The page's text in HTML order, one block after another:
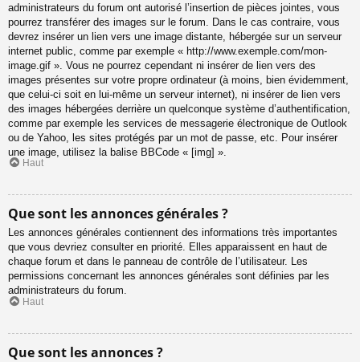
administrateurs du forum ont autorisé l’insertion de pièces jointes, vous
pourrez transférer des images sur le forum. Dans le cas contraire, vous
devrez insérer un lien vers une image distante, hébergée sur un serveur
internet public, comme par exemple « http://www.exemple.com/mon-
image.gif ». Vous ne pourrez cependant ni insérer de lien vers des
images présentes sur votre propre ordinateur (à moins, bien évidemment,
que celui-ci soit en lui-même un serveur internet), ni insérer de lien vers
des images hébergées derrière un quelconque système d’authentification,
comme par exemple les services de messagerie électronique de Outlook
ou de Yahoo, les sites protégés par un mot de passe, etc. Pour insérer
une image, utilisez la balise BBCode « [img] ».
Haut
Que sont les annonces générales ?
Les annonces générales contiennent des informations très importantes
que vous devriez consulter en priorité. Elles apparaissent en haut de
chaque forum et dans le panneau de contrôle de l’utilisateur. Les
permissions concernant les annonces générales sont définies par les
administrateurs du forum.
Haut
Que sont les annonces ?